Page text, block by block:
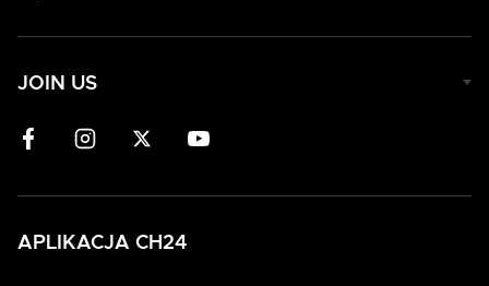
JOIN US
APLIKACJA CH24